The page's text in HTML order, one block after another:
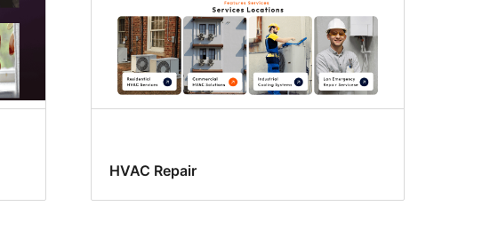
HVAC Repair